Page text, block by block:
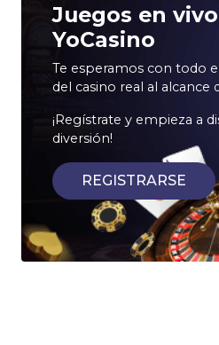
Juegos en
YoCasino
Te esperamos con todo
del casino real al alcance
¡Regístrate y empieza a
diversión!
REGISTRARSE